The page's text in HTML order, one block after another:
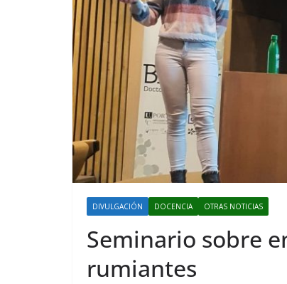
DIVULGACIÓN DOCENCIA OTRAS NOTICIAS
Seminario sobre
rumiantes